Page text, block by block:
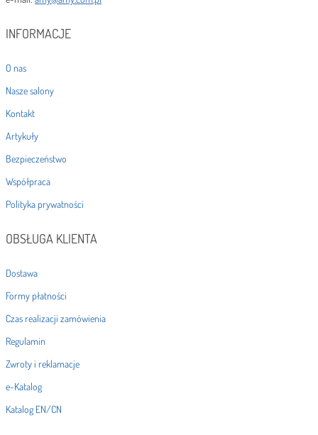
INFORMACJE
O nas
Nasze salony
Kontakt
Artykuły
Bezpieczeństwo
Współpraca
Polityka prywatności
OBSŁUGA KLIENTA
Dostawa
Formy płatności
Czas realizacji zamówienia
Regulamin
Zwroty i reklamacje
e-Katalog
Katalog EN/CN